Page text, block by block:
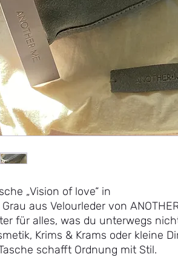
„Vision of love“ in
aus Velourleder von
für alles, was du unterwegs
Krims & Krams oder kleine
schafft Ordnung mit Stil.